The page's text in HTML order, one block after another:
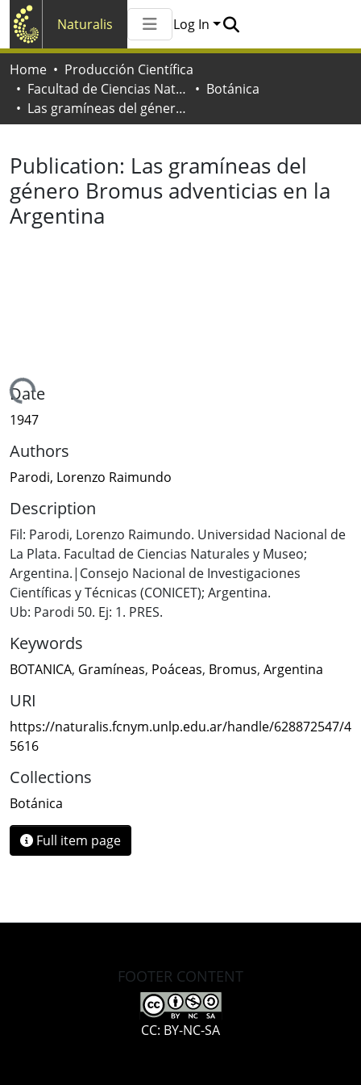
Naturalis
All of Naturalis
Log In
Home
Producción Científica
Facultad de Ciencias Naturales y Museo
Botánica
Las gramíneas del género Bromus adventicias en la Argentina
Publication: Las gramíneas del
género Bromus adventicias en la
Argentina
Loading...
Date
1947
Authors
Parodi, Lorenzo Raimundo
Description
Fil: Parodi, Lorenzo Raimundo. Universidad Nacional de
La Plata. Facultad de Ciencias Naturales y Museo;
Argentina.|Consejo Nacional de Investigaciones
Científicas y Técnicas (CONICET); Argentina.
Ub: Parodi 50. Ej: 1. PRES.
Keywords
BOTANICA, Gramíneas, Poáceas, Bromus, Argentina
URI
https://naturalis.fcnym.unlp.edu.ar/handle/628872547/4
5616
Collections
Botánica
Full item page
FOOTER CONTENT
CC: BY-NC-SA